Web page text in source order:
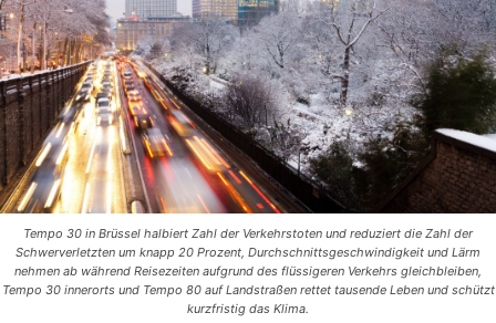
Tempo 30 in Brüssel halbiert Zahl der Verkehrstoten und reduziert die Zahl der
Schwerverletzten um knapp 20 Prozent, Durchschnittsgeschwindigkeit und Lärm
nehmen ab während Reisezeiten aufgrund des flüssigeren Verkehrs gleichbleiben,
Tempo 30 innerorts und Tempo 80 auf Landstraßen rettet tausende Leben und schützt
kurzfristig das Klima.